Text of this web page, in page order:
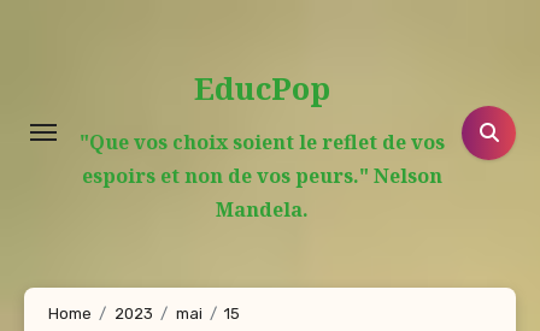
EducPop
"Que vos choix soient le reflet de vos
espoirs et non de vos peurs." Nelson
Mandela.
Home 2023 mai
15